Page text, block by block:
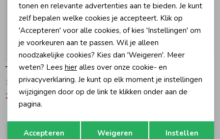
-50% korting
Tommy Hilfiger
1985 Chino Short Classic Beige
29,95 59,90
-50% korting
Tommy Hilfiger
1985 Chino Short Dark Blue
29,95 59,90
Opslaan
tonen en relevante advertenties aan te bieden. Je kunt
zelf bepalen welke cookies je accepteert. Klik op
'Accepteren' voor alle cookies, of kies 'Instellingen' om
je voorkeuren aan te passen. Wil je alleen
noodzakelijke cookies? Kies dan 'Weigeren'. Meer
weten? Lees hieralles over onze cookie- en
privacyverklaring. Je kunt op elk moment je instellingen
wijzigingen door op de link te klikken onder aan de
pagina.
Accepteren Weigeren Instellen